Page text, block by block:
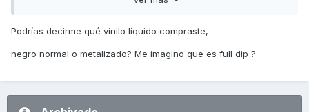
Podrías decirme qué vinilo líquido compraste,
negro normal o metalizado? Me imagino que es full dip ?